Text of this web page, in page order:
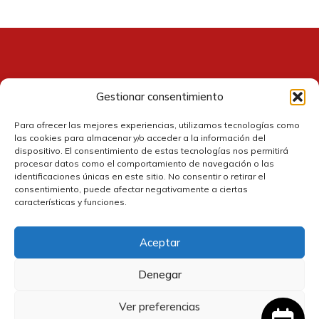
Gestionar consentimiento
Para ofrecer las mejores experiencias, utilizamos tecnologías como
las cookies para almacenar y/o acceder a la información del
dispositivo. El consentimiento de estas tecnologías nos permitirá
procesar datos como el comportamiento de navegación o las
identificaciones únicas en este sitio. No consentir o retirar el
consentimiento, puede afectar negativamente a ciertas
características y funciones.
Aceptar
Denegar
Ver preferencias
Contacto